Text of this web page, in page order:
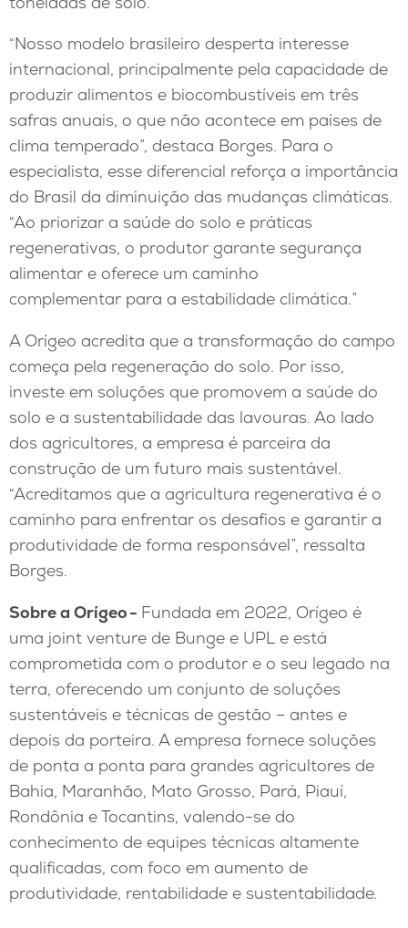
“Nosso modelo brasileiro desperta interesse
internacional, principalmente pela capacidade de
produzir alimentos e biocombustíveis em três
safras anuais, o que não acontece em países de
clima temperado”, destaca Borges. Para o
especialista, esse diferencial reforça a importância
do Brasil da diminuição das mudanças climáticas.
“Ao priorizar a saúde do solo e práticas
regenerativas, o produtor garante segurança
alimentar e oferece um caminho
complementar para a estabilidade climática.”
A Orígeo acredita que a transformação do campo
começa pela regeneração do solo. Por isso,
investe em soluções que promovem a saúde do
solo e a sustentabilidade das lavouras. Ao lado
dos agricultores, a empresa é parceira da
construção de um futuro mais sustentável.
“Acreditamos que a agricultura regenerativa é o
caminho para enfrentar os desafios e garantir a
produtividade de forma responsável”, ressalta
Borges.
Sobre a Orígeo - Fundada em 2022, Orígeo é
uma joint venture de Bunge e UPL e está
comprometida com o produtor e o seu legado na
terra, oferecendo um conjunto de soluções
sustentáveis e técnicas de gestão – antes e
depois da porteira. A empresa fornece soluções
de ponta a ponta para grandes agricultores de
Bahia, Maranhão, Mato Grosso, Pará, Piauí,
Rondônia e Tocantins, valendo-se do
conhecimento de equipes técnicas altamente
qualificadas, com foco em aumento de
produtividade, rentabilidade e sustentabilidade.